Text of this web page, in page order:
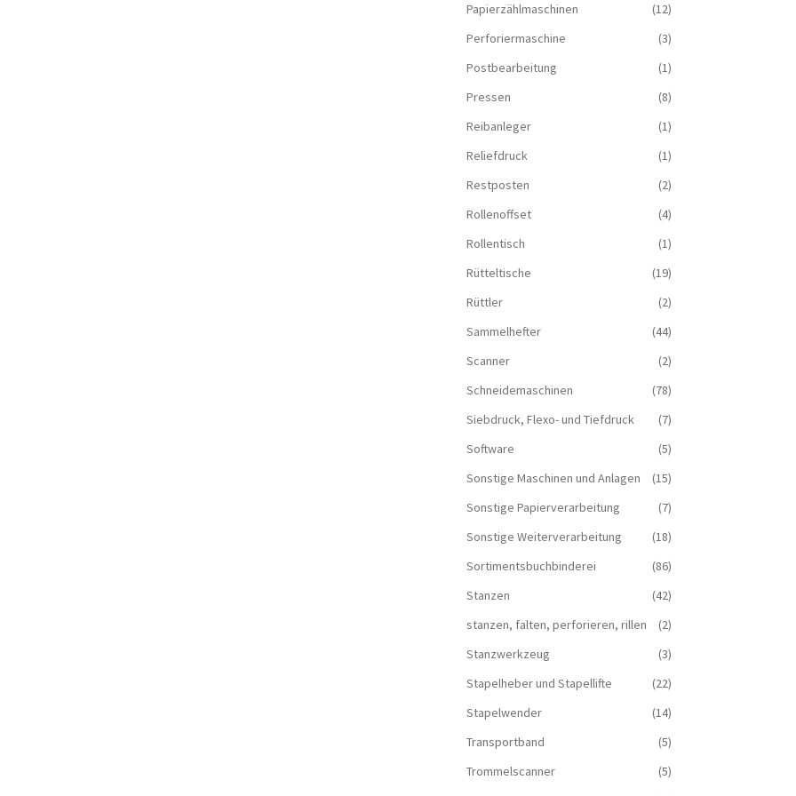
Papierzählmaschinen
(12)
Perforiermaschine
(3)
Postbearbeitung
(1)
Pressen
(8)
Reibanleger
(1)
Reliefdruck
(1)
Restposten
(2)
Rollenoffset
(4)
Rollentisch
(1)
Rütteltische
(19)
Rüttler
(2)
Sammelhefter
(44)
Scanner
(2)
Schneidemaschinen
(78)
Siebdruck, Flexo- und Tiefdruck
(7)
Software
(5)
Sonstige Maschinen und Anlagen
(15)
Sonstige Papierverarbeitung
(7)
Sonstige Weiterverarbeitung
(18)
Sortimentsbuchbinderei
(86)
Stanzen
(42)
stanzen, falten, perforieren, rillen
(2)
Stanzwerkzeug
(3)
Stapelheber und Stapellifte
(22)
Stapelwender
(14)
Transportband
(5)
Trommelscanner
(5)